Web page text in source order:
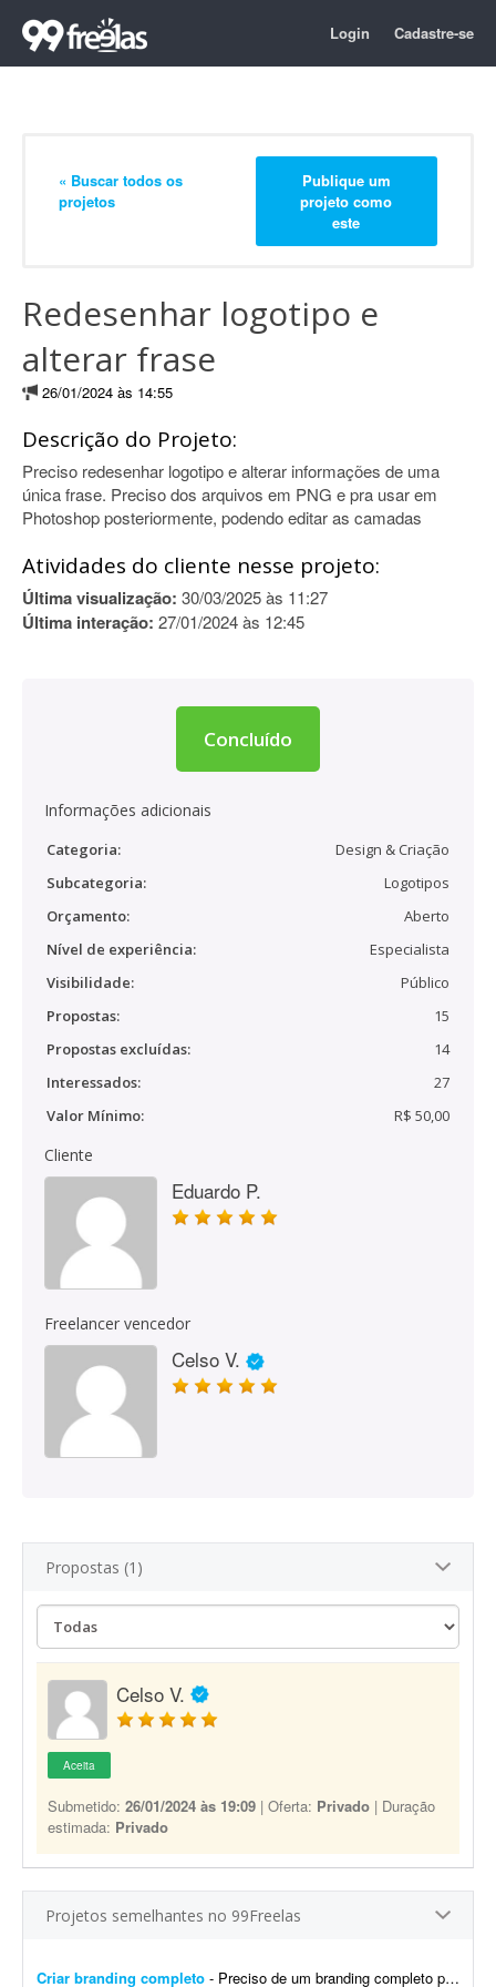
Login Cadastre-se
« Buscar todos os
projetos
Publique um
projeto como
este
Redesenhar logotipo e
alterar frase
26/01/2024 às 14:55
Descrição do Projeto:
Preciso redesenhar logotipo e alterar informações de uma
única frase. Preciso dos arquivos em PNG e pra usar em
Photoshop posteriormente, podendo editar as camadas
Atividades do cliente nesse projeto:
Última visualização: 30/03/2025 às 11:27
Última interação: 27/01/2024 às 12:45
Concluído
Informações adicionais
Categoria:
Design & Criação
Subcategoria:
Logotipos
Orçamento:
Aberto
Nível de experiência:
Especialista
Visibilidade:
Público
Propostas:
15
Propostas excluídas:
14
Interessados:
27
Valor Mínimo:
R$ 50,00
Cliente
Eduardo P.
Freelancer vencedor
Celso V.
Propostas (1)
Celso V.
Aceita
Submetido: 26/01/2024 às 19:09 | Oferta: Privado | Duração
estimada: Privado
Projetos semelhantes no 99Freelas
Criar branding completo - Preciso de um branding completo para minha marca. Já existe uma base, mas é completamente genérica e provavelmente terei problemas com direitos autorais no futuro. Nome da mar...